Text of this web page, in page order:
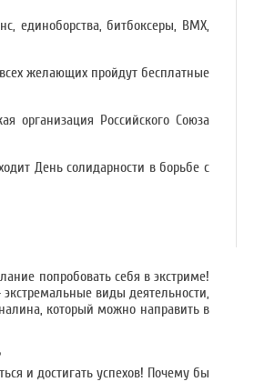
единоборства, битбоксеры, BMX,
желающих пройдут бесплатные
организация Российского Союза
День солидарности в борьбе с
попробовать себя в экстриме!
виды деятельности,
который можно направить в
и достигать успехов! Почему бы